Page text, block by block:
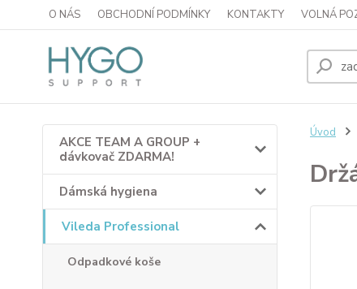
O NÁS OBCHODNÍ PODMÍNKY KONTAKTY VOLNÁ
AKCE TEAM A GROUP +
dávkovač ZDARMA!
Dámská hygiena
Vileda Professional
Odpadkové koše
Úvod